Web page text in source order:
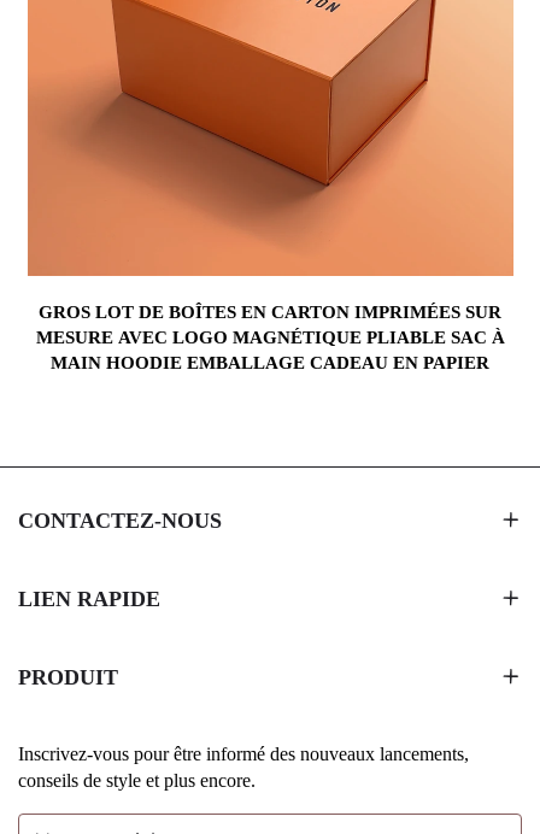
GROS LOT DE BOÎTES EN CARTON IMPRIMÉES SUR
MESURE AVEC LOGO MAGNÉTIQUE PLIABLE SAC À
MAIN HOODIE EMBALLAGE CADEAU EN PAPIER
CONTACTEZ-NOUS
LIEN RAPIDE
PRODUIT
Inscrivez-vous pour être informé des nouveaux lancements,
conseils de style et plus encore.